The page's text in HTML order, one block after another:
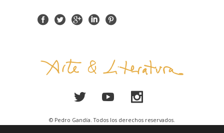
© Pedro Gandía. Todos los derechos reservados.